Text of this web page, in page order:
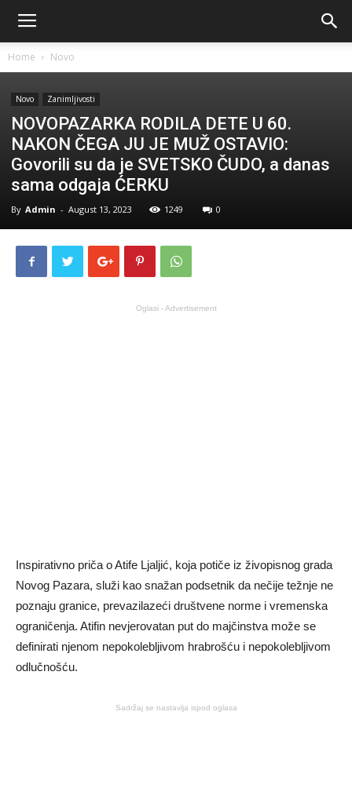
Home Novo
Novo Zanimljivosti
NOVOPAZARKA RODILA DETE U 60.
NAKON ČEGA JU JE MUŽ OSTAVIO:
Govorili su da je SVETSKO ČUDO, a danas
sama odgaja ĆERKU
By Admin - August 13, 2023 1249 0
Oglasi - Advertisement
Inspirativno priča o Atife Ljaljić, koja potiče iz živopisnog grada
Novog Pazara, služi kao snažan podsetnik da nečije težnje ne
poznaju granice, prevazilazeći društvene norme i vremenska
ograničenja. Atifin nevjerovatan put do majčinstva može se
definirati njenom nepokolebljivom hrabrošću i nepokolebljivom
odlučnošću.
Sadržaj se nastavlja ispod oglasa